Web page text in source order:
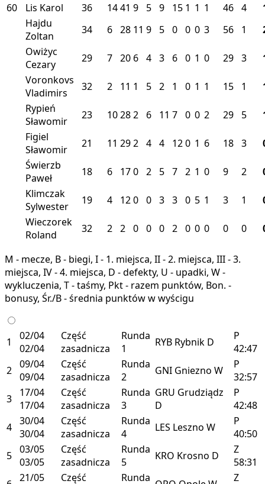
60
Lis Karol 36 1441 9 5 9 15 1 1 1 46 4
Hajdu
Zoltan
34 6 28 11 9 5 0 0 0 3 56 1
Owiżyc
Cezary
29 7 20 6 4 3 6 0 1 0 29 3
Voronkovs
Vladimirs
32 2 11 1 5 2 1 0 1 1 15 1
Rypień
Sławomir
23 10282 6 11 7 0 0 2 29 5
Figiel
Sławomir
21 11 292 4 4 120 1 6 18 3
Świerzb
Paweł
18 6 170 2 5 7 2 1 0 9 2
Klimczak
Sylwester
19 4 120 0 3 3 0 5 1 3 1
Wieczorek
Roland
32 2 2 0 0 0 2 0 0 0 0 0
M - mecze, B - biegi, I - 1. miejsca, II - 2. miejsca, III - 3.
miejsca, IV - 4. miejsca, D - defekty, U - upadki, W -
wykluczenia, T - taśmy, Pkt - razem punktów, Bon. -
bonusy, Śr./B - średnia punktów w wyścigu
1
02/04
02/04
Część
zasadnicza
Runda
1
RYB Rybnik D
P
42:47
2 09/04
09/04
Część
zasadnicza
Runda
2
GNI Gniezno W
P
32:57
3
17/04
17/04
Część
zasadnicza
Runda
3
GRU Grudziądz
D
P
42:48
4 30/04
30/04
Część
zasadnicza
Runda
4
LES Leszno W
P
40:50
5 03/05
03/05
Część
zasadnicza
Runda
5
KRO Krosno D
Z
58:31
21/05
Część
Runda
Z